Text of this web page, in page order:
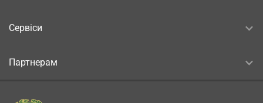
Сервіси
Партнерам